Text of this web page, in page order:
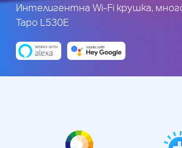
Интелигентна Wi-Fi крушка,
Tapo L530E